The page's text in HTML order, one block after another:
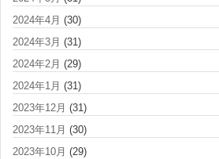
2024年4月 (30)
2024年3月 (31)
2024年2月 (29)
2024年1月 (31)
2023年12月 (31)
2023年11月 (30)
2023年10月 (29)